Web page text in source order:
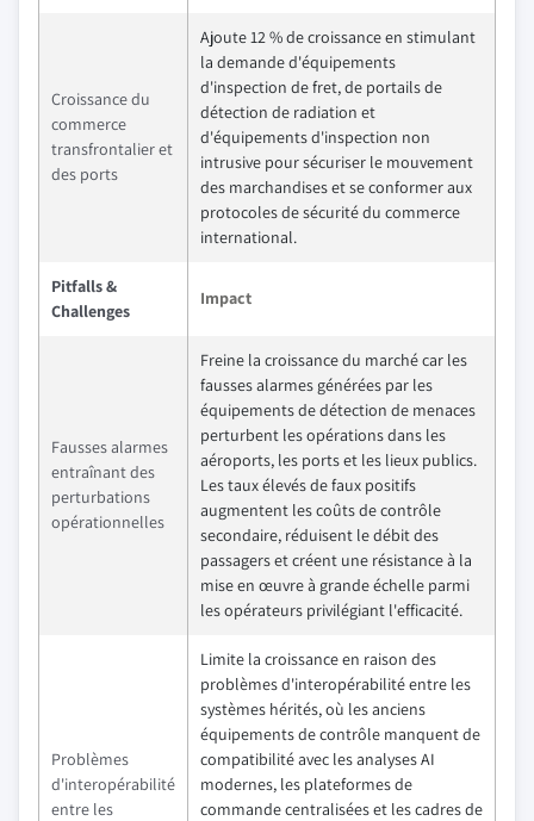
Croissance du
commerce
transfrontalier et
des ports
Ajoute 12 % de croissance en stimulant
la demande d'équipements
d'inspection de fret, de portails de
détection de radiation et
d'équipements d'inspection non
intrusive pour sécuriser le mouvement
des marchandises et se conformer aux
protocoles de sécurité du commerce
international.
Pitfalls &
Challenges
Impact
Fausses alarmes
entraînant des
perturbations
opérationnelles
Freine la croissance du marché car les
fausses alarmes générées par les
équipements de détection de menaces
perturbent les opérations dans les
aéroports, les ports et les lieux publics.
Les taux élevés de faux positifs
augmentent les coûts de contrôle
secondaire, réduisent le débit des
passagers et créent une résistance à la
mise en œuvre à grande échelle parmi
les opérateurs privilégiant l'efficacité.
Problèmes
d'interopérabilité
entre les
Limite la croissance en raison des
problèmes d'interopérabilité entre les
systèmes hérités, où les anciens
équipements de contrôle manquent de
compatibilité avec les analyses AI
modernes, les plateformes de
commande centralisées et les cadres de